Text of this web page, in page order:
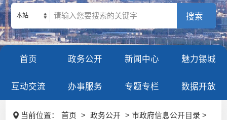
本站
首页 政务公开 新闻中心 魅力锡城
互动交流 办事服务 专题专栏 数据开放
当前位置： 首页 > 政务公开
> 市政府信息公开目录 >